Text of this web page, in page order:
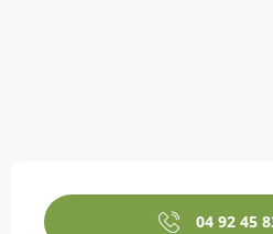
04 92 45